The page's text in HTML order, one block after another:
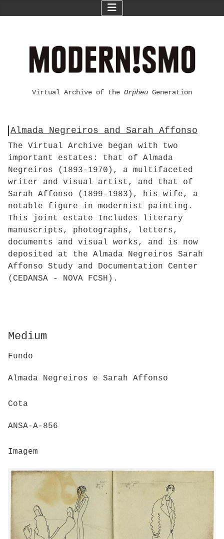
Virtual Archive of the Orpheu Generation
Almada Negreiros and Sarah Affonso
The Virtual Archive began with two
important estates: that of Almada
Negreiros (1893-1970), a multifaceted
writer and visual artist, and that of
Sarah Affonso (1899-1983), his wife, a
notable figure in modernist painting.
This joint estate Includes literary
manuscripts, photographs, letters,
documents and visual works, and is now
deposited at the Almada Negreiros Sarah
Affonso Study and Documentation Center
(CEDANSA - NOVA FCSH).
Medium
Fundo
Almada Negreiros e Sarah Affonso
Cota
ANSA-A-856
Imagem